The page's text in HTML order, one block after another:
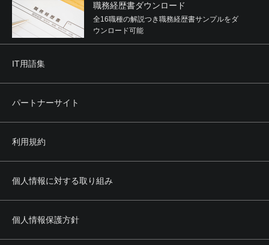
職務経歴書ダウンロード
全16職種の解説つき職務経歴書サンプルをダ
ウンロード可能
IT用語集
パートナーサイト
利用規約
個人情報に対する取り組み
個人情報保護方針